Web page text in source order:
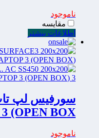
ناموجود
مقایسه
اطلاعات بیشتر
(OPEN BOX
ناموجود